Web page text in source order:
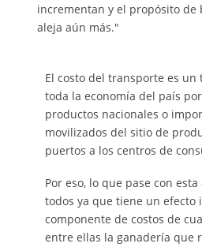
incrementan y el propósito de
aleja aún más.
El costo del transporte es un
toda la economía del país
productos nacionales o
movilizados del sitio de
puertos a los centros de
Por eso, lo que pase con
todos ya que tiene un efecto
componente de costos de
entre ellas la ganadería que